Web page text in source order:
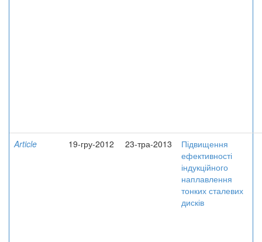
Article 19-гру-2012 23-тра-2013
Підвищення
ефективності
індукційного
наплавлення
тонких сталевих
дисків